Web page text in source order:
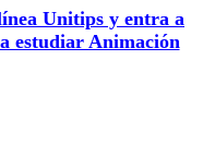
Unitips y entra a
estudiar Animación